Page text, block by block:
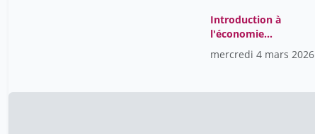
Introduction à
l'économie
internationale
mercredi 4 mars 2026